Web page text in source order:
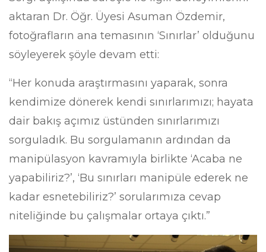
aktaran Dr. Öğr. Üyesi Asuman Özdemir,
fotoğrafların ana temasının ‘Sınırlar’ olduğunu
söyleyerek şöyle devam etti:
“Her konuda araştırmasını yaparak, sonra
kendimize dönerek kendi sınırlarımızı; hayata
dair bakış açımız üstünden sınırlarımızı
sorguladık. Bu sorgulamanın ardından da
manipülasyon kavramıyla birlikte ‘Acaba ne
yapabiliriz?’, ‘Bu sınırları manipüle ederek ne
kadar esnetebiliriz?’ sorularımıza cevap
niteliğinde bu çalışmalar ortaya çıktı.”